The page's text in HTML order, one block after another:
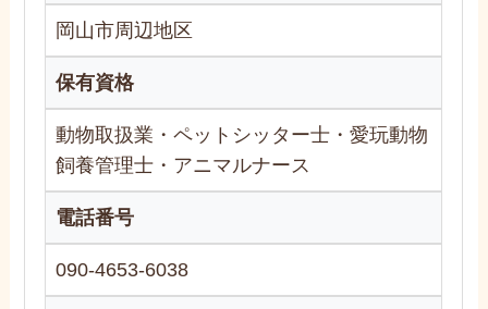
岡山市周辺地区
保有資格
動物取扱業・ペットシッター士・愛玩動物
飼養管理士・アニマルナース
電話番号
090-4653-6038